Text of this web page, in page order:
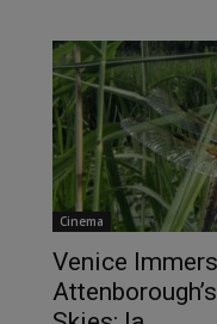
Cinema
Venice